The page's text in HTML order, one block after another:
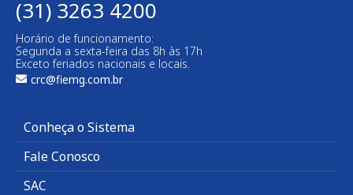
(31) 3263 4200
Horário de funcionamento:
Segunda a sexta-feira das 8h às 17h
Exceto feriados nacionais e locais.
crc@fiemg.com.br
Conheça o Sistema
Fale Conosco
SAC